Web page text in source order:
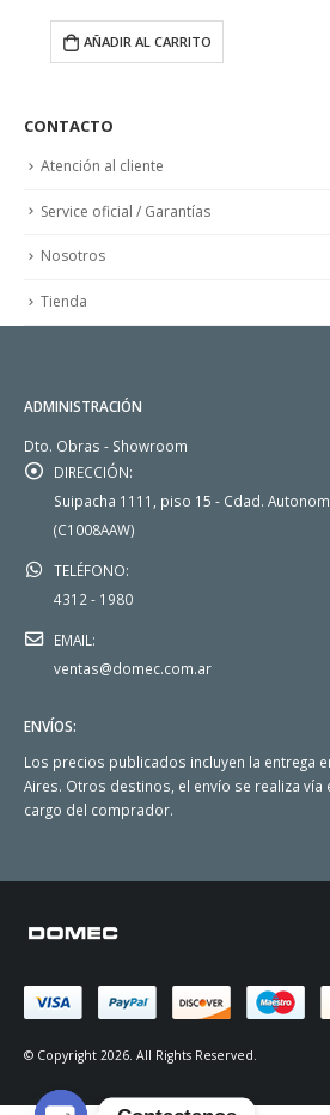
AÑADIR AL CARRITO
CONTACTO
Atención al cliente
Service oficial / Garantías
Nosotros
Tienda
ADMINISTRACIÓN
Dto. Obras - Showroom
DIRECCIÓN:
Suipacha 1111, piso 15 - Cdad.
(C1008AAW)
TELÉFONO:
4312 - 1980
EMAIL:
ventas@domec.com.ar
ENVÍOS:
Los precios publicados incluyen la entrega
Aires. Otros destinos, el envío se realiza
cargo del comprador.
© Copyright 2026. All Rights Reserved.